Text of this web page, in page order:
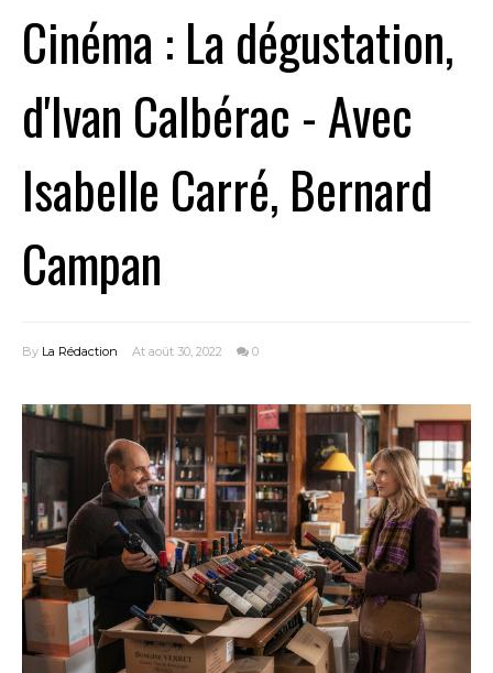
Cinéma : La dégustation,
d'Ivan Calbérac - Avec
Isabelle Carré, Bernard
Campan
By La Rédaction At août 30, 2022 0